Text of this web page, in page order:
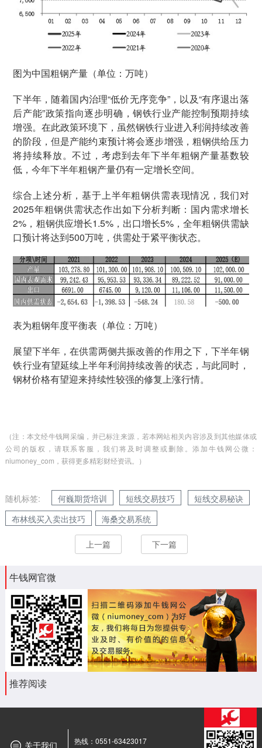
图为中国粗钢产量（单位：万吨）
下半年，随着国内治理“低价无序竞争”，以及“有序退出落
后产能”政策指向逐步明确，钢铁行业产能控制预期持续
增强。在此政策环境下，虽然钢铁行业进入利润持续改善
的阶段，但是产能约束预计将会逐步增强，粗钢供给压力
将持续释放。不过，考虑到去年下半年粗钢产量基数较
低，今年下半年粗钢产量仍有一定增长空间。
综合上述分析，基于上半年粗钢供需表现情况，我们对
2025年粗钢供需状态作出如下分析判断：国内需求增长
2%，粗钢供应增长1.5%，出口增长5%，全年粗钢供需缺
口预计将达到500万吨，供需处于紧平衡状态。
表为粗钢年度平衡表（单位：万吨）
展望下半年，在供需两侧共振改善的作用之下，下半年钢
铁行业有望延续上半年利润持续改善的状态，与此同时，
钢材价格有望迎来持续性较强的修复上涨行情。
（注：本文经牛钱网采编，并已标注来源，若本网站相关内容涉及到其他媒体或
公司的版权，请联系客服，我们将及时调整或删除。添加牛钱网公微：
niumoney_com，获得更多精彩财经资讯。）
随机标签: 何巍期货培训 短线交易技巧
短线交易秘诀
布林线买入卖出技巧
海桑交易系统
上一篇 下一篇
牛钱网官微
推荐阅读
关于我们
热线：0551-63423017